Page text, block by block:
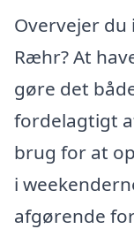
Overvejer du
Ræhr? At
gøre det
fordelagtigt
brug for at
i
afgørende